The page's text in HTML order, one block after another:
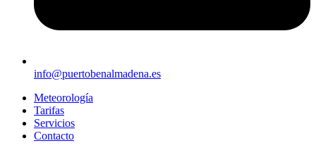
info@puertobenalmadena.es
Meteorología
Tarifas
Servicios
Contacto